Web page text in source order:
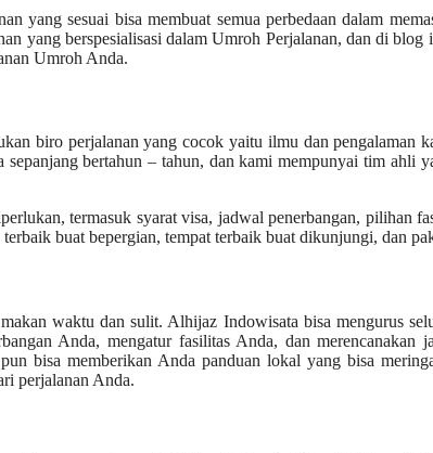
yang sesuai bisa membuat semua perbedaan dalam
yang berspesialisasi dalam Umroh Perjalanan, dan di
Umroh Anda.
biro perjalanan yang cocok yaitu ilmu dan pengalaman
sepanjang bertahun – tahun, dan kami mempunyai tim ahli
termasuk syarat visa, jadwal penerbangan, pilihan
buat bepergian, tempat terbaik buat dikunjungi, dan
waktu dan sulit. Alhijaz Indowisata bisa mengurus
Anda, mengatur fasilitas Anda, dan merencanakan
bisa memberikan Anda panduan lokal yang bisa
perjalanan Anda.